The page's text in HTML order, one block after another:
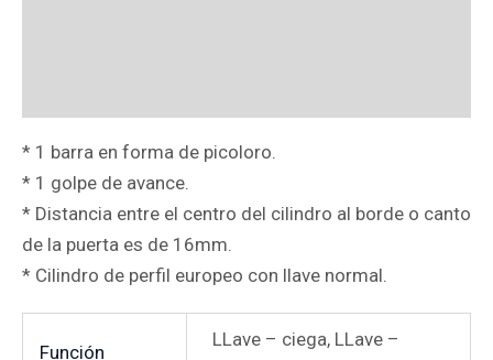
* 1 barra en forma de picoloro.
* 1 golpe de avance.
* Distancia entre el centro del cilindro al borde o canto
de la puerta es de 16mm.
* Cilindro de perfil europeo con llave normal.
Función
LLave – ciega, LLave –